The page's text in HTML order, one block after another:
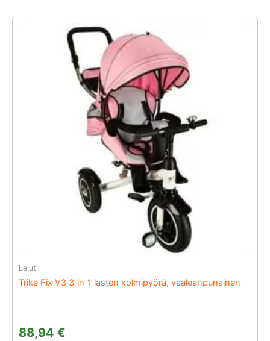
Lelut
Trike Fix V3 3‑in‑1 lasten kolmipyörä, vaaleanpunainen
88,94 €